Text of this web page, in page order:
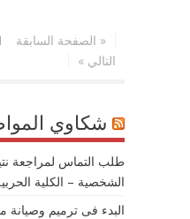
« الصفحة السابقة
التالي »
شكاوي
طلب التماس لمراجعة
الشخصية – الكلية
البدء فى ترميم